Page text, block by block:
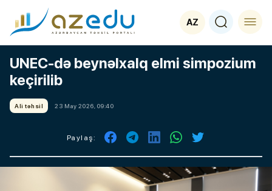
AZ
UNEC-də beynəlxalq elmi simpozium
keçirilib
Ali təhsil 23 May 2026, 09:40
Paylaş: